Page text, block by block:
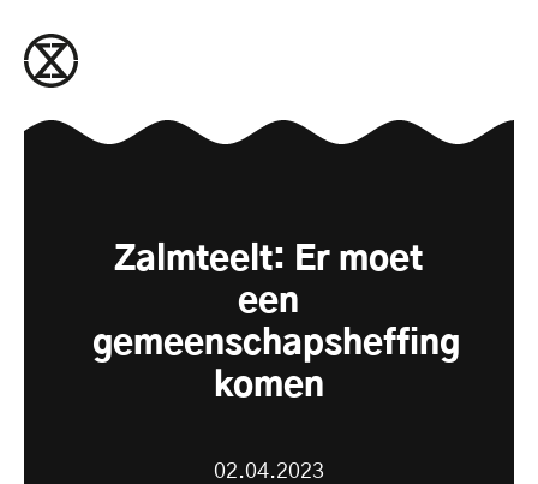
Zalmteelt: Er moet
een
gemeenschapsheffing
komen
02.04.2023